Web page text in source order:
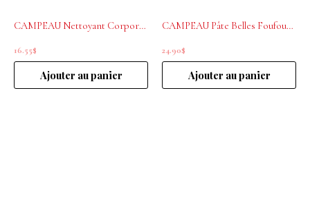
CAMPEAU Nettoyant Corporel pour Bébé 250ml
16.55$
Ajouter au panier
CAMPEAU Pâte Belles Foufounes 60g
24.90$
Ajouter au panier